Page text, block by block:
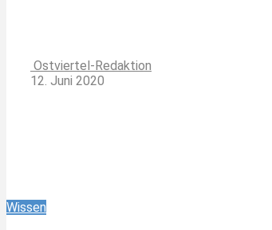
Ostviertel-Redaktion
12. Juni 2020
Wissen